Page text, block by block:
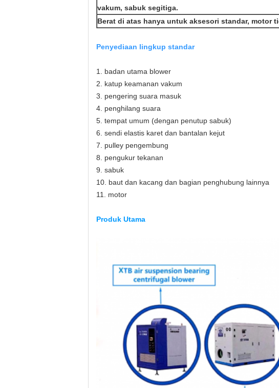
vakum, sabuk segitiga.
Berat di atas hanya untuk aksesori standar, motor
Penyediaan lingkup standar
1. badan utama blower
2. katup keamanan vakum
3. pengering suara masuk
4. penghilang suara
5. tempat umum (dengan penutup sabuk)
6. sendi elastis karet dan bantalan kejut
7. pulley pengembung
8. pengukur tekanan
9. sabuk
10. baut dan kacang dan bagian penghubung lainnya
11. motor
Produk Utama